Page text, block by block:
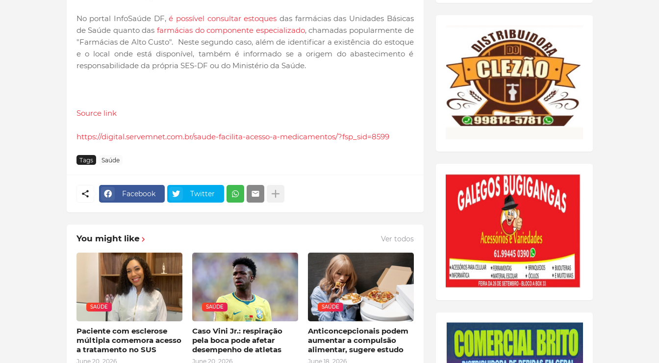
No portal InfoSaúde DF,é possível consultar estoques das farmácias das Unidades Básicas
de Saúde quanto das farmácias do componente especializado, chamadas popularmente de
"Farmácias de Alto Custo". Neste segundo caso, além de identificar a existência do estoque
e o local onde está disponível, também é informado se a origem do abastecimento é
responsabilidade da própria SES-DF ou do Ministério da Saúde.
Source link
https://digital.servemnet.com.br/saude-facilita-acesso-a-medicamentos/?fsp_sid=8599
Tags Saúde
Facebook Twitter
You might like Ver todos
SAÚDE
Paciente com esclerose
múltipla comemora acesso
a tratamento no SUS
June 20, 2026
SAÚDE
Caso Vini Jr.: respiração
pela boca pode afetar
desempenho de atletas
June 20, 2026
SAÚDE
Anticoncepcionais podem
aumentar a compulsão
alimentar, sugere estudo
June 18, 2026